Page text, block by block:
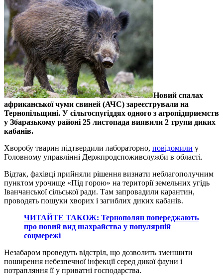
Новий спалах
африканської чуми свиней (АЧС) зареєстрували на
Тернопільщині. У сільгоспугіддях одного з агропідприємств
у Збаразькому районі 25 листопада виявили 2 трупи диких
кабанів.
Хворобу тварин підтвердили лабораторно, повідомили у
Головному управлінні Держпродспоживслужби в області.
Відтак, фахівці прийняли рішення визнати неблагополучним
пунктом урочище «Під горою» на території земельних угідь
Іванчанської сільської ради. Там запровадили карантин,
проводять пошуки хворих і загиблих диких кабанів.
ЧИТАЙТЕ ТАКОЖ: Тернополян попереджають
про новий вид шахрайства у популярній
соцмережі
Незабаром проведуть відстріл, що дозволить зменшити
поширення небезпечної інфекції серед дикої фауни і
потрапляння її у приватні господарства.